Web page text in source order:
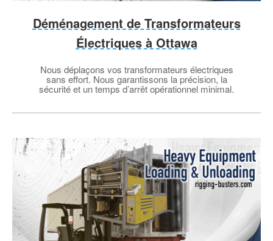
Déménagement de Transformateurs
Électriques à Ottawa
Nous déplaçons vos transformateurs électriques
sans effort. Nous garantissons la précision, la
sécurité et un temps d’arrêt opérationnel minimal.